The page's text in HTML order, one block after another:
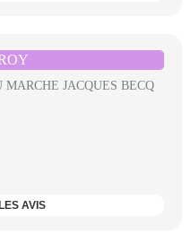
MARCHE JACQUES BECQ
AVIS